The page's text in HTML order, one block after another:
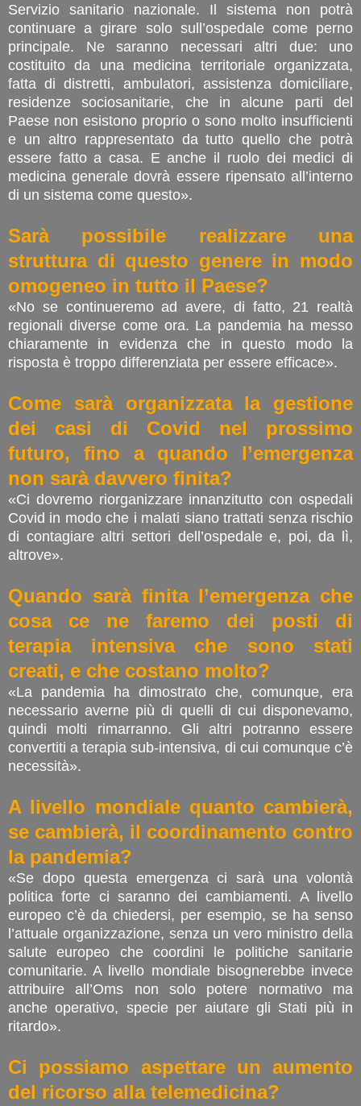
Servizio sanitario nazionale. Il sistema non potrà
continuare a girare solo sull’ospedale come perno
principale. Ne saranno necessari altri due: uno
costituito da una medicina territoriale organizzata,
fatta di distretti, ambulatori, assistenza domiciliare,
residenze sociosanitarie, che in alcune parti del
Paese non esistono proprio o sono molto insufficienti
e un altro rappresentato da tutto quello che potrà
essere fatto a casa. E anche il ruolo dei medici di
medicina generale dovrà essere ripensato all’interno
di un sistema come questo».
Sarà possibile realizzare una
struttura di questo genere in modo
omogeneo in tutto il Paese?
«No se continueremo ad avere, di fatto, 21 realtà
regionali diverse come ora. La pandemia ha messo
chiaramente in evidenza che in questo modo la
risposta è troppo differenziata per essere efficace».
Come sarà organizzata la gestione
dei casi di Covid nel prossimo
futuro, fino a quando l’emergenza
non sarà davvero finita?
«Ci dovremo riorganizzare innanzitutto con ospedali
Covid in modo che i malati siano trattati senza rischio
di contagiare altri settori dell’ospedale e, poi, da lì,
altrove».
Quando sarà finita l’emergenza che
cosa ce ne faremo dei posti di
terapia intensiva che sono stati
creati, e che costano molto?
«La pandemia ha dimostrato che, comunque, era
necessario averne più di quelli di cui disponevamo,
quindi molti rimarranno. Gli altri potranno essere
convertiti a terapia sub-intensiva, di cui comunque c’è
necessità».
A livello mondiale quanto cambierà,
se cambierà, il coordinamento contro
la pandemia?
«Se dopo questa emergenza ci sarà una volontà
politica forte ci saranno dei cambiamenti. A livello
europeo c’è da chiedersi, per esempio, se ha senso
l’attuale organizzazione, senza un vero ministro della
salute europeo che coordini le politiche sanitarie
comunitarie. A livello mondiale bisognerebbe invece
attribuire all’Oms non solo potere normativo ma
anche operativo, specie per aiutare gli Stati più in
ritardo».
Ci possiamo aspettare un aumento
del ricorso alla telemedicina?